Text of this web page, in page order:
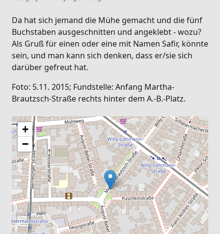
Da hat sich jemand die Mühe gemacht und die fünf
Buchstaben ausgeschnitten und angeklebt - wozu?
Als Gruß für einen oder eine mit Namen Safir, könnte
sein, und man kann sich denken, dass er/sie sich
darüber gefreut hat.
Foto: 5.11. 2015; Fundstelle: Anfang Martha-
Brautzsch-Straße rechts hinter dem A.-B.-Platz.
+
−